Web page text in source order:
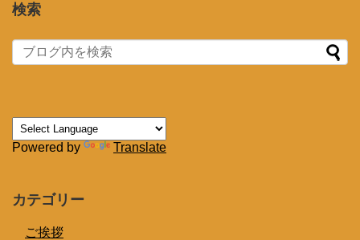
検索
Powered by Translate
カテゴリー
ご挨拶